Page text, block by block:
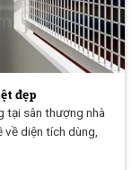
đẹp
tại sân thượng nhà
về diện tích dùng,